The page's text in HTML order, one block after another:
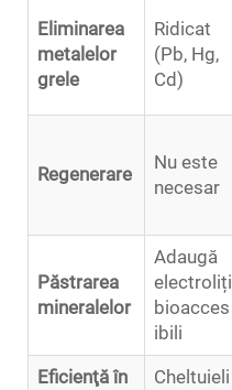
Eliminarea
metalelor
grele
Ridicat
(Pb, Hg,
Cd)
Regenerare
Nu este
necesar
Păstrarea
mineralelor
Adaugă
electroliți
bioacces
ibili
Eficienţă în
Cheltuieli